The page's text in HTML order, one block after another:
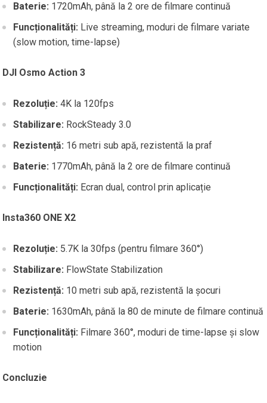
Baterie: 1720mAh, până la 2 ore de filmare continuă
Funcționalități: Live streaming, moduri de filmare variate
(slow motion, time-lapse)
DJI Osmo Action 3
Rezoluție: 4K la 120fps
Stabilizare: RockSteady 3.0
Rezistență: 16 metri sub apă, rezistentă la praf
Baterie: 1770mAh, până la 2 ore de filmare continuă
Funcționalități: Ecran dual, control prin aplicație
Insta360 ONE X2
Rezoluție: 5.7K la 30fps (pentru filmare 360°)
Stabilizare: FlowState Stabilization
Rezistență: 10 metri sub apă, rezistentă la șocuri
Baterie: 1630mAh, până la 80 de minute de filmare continuă
Funcționalități: Filmare 360°, moduri de time-lapse și slow
motion
Concluzie